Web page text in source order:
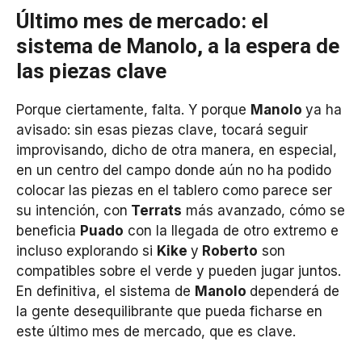
Último mes de mercado: el
sistema de Manolo, a la espera de
las piezas clave
Porque ciertamente, falta. Y porque Manolo ya ha
avisado: sin esas piezas clave, tocará seguir
improvisando, dicho de otra manera, en especial,
en un centro del campo donde aún no ha podido
colocar las piezas en el tablero como parece ser
su intención, con Terrats más avanzado, cómo se
beneficia Puado con la llegada de otro extremo e
incluso explorando si Kike y Roberto son
compatibles sobre el verde y pueden jugar juntos.
En definitiva, el sistema de Manolo dependerá de
la gente desequilibrante que pueda ficharse en
este último mes de mercado, que es clave.